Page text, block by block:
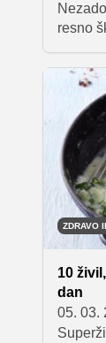
resno
ZDRAVO
10
dan
05. 03.